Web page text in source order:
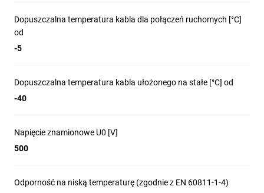
Dopuszczalna temperatura kabla dla połączeń ruchomych [°C]
od
-5
Dopuszczalna temperatura kabla ułożonego na stałe [°C] od
-40
Napięcie znamionowe U0 [V]
500
Odporność na niską temperaturę (zgodnie z EN 60811-1-4)